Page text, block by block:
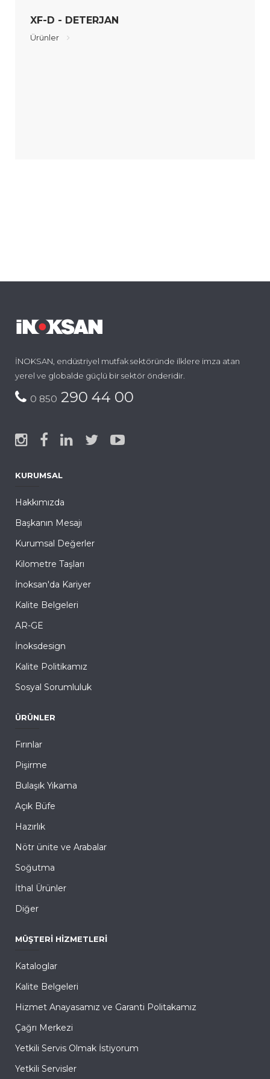
XF-D - DETERJAN
Ürünler
İNOKSAN, endüstriyel mutfak sektöründe ilklere imza atan
yerel ve globalde güçlü bir sektör önderidir.
0 850 290 44 00
KURUMSAL
Hakkımızda
Başkanın Mesajı
Kurumsal Değerler
Kilometre Taşları
İnoksan'da Kariyer
Kalite Belgeleri
AR-GE
İnoksdesign
Kalite Politikamız
Sosyal Sorumluluk
ÜRÜNLER
Fırınlar
Pişirme
Bulaşık Yıkama
Açık Büfe
Hazırlık
Nötr ünite ve Arabalar
Soğutma
İthal Ürünler
Diğer
MÜŞTERI HIZMETLERI
Kataloglar
Kalite Belgeleri
Hizmet Anayasamız ve Garanti Politakamız
Çağrı Merkezi
Yetkili Servis Olmak İstiyorum
Yetkili Servisler